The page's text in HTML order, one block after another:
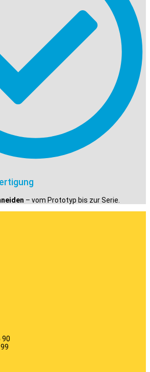
– vom Prototyp bis zur Serie.
90